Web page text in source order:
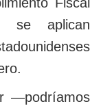
se aplican
—podríamos